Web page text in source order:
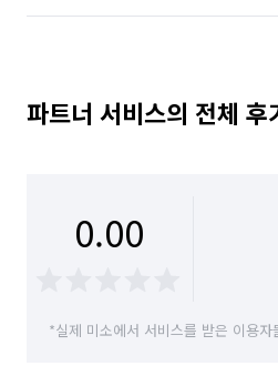
파트너 서비스의 전체 후
0.00
*실제 미소에서 서비스를 받은 이용자